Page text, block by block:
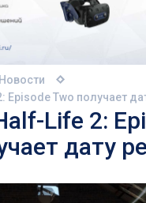
Episode Two получает
Life 2:
дату